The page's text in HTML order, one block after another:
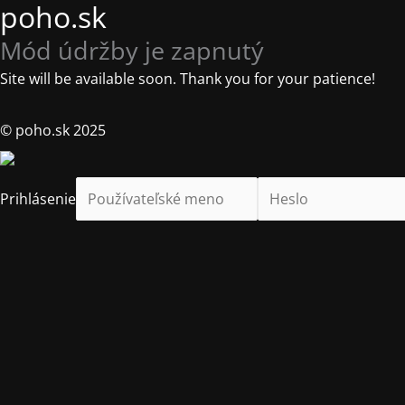
poho.sk
Mód údržby je zapnutý
Site will be available soon. Thank you for your patience!
© poho.sk 2025
Prihlásenie